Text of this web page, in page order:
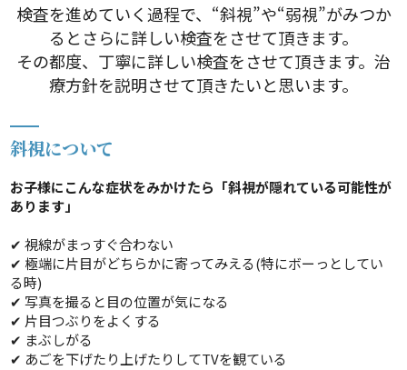
検査を進めていく過程で、“斜視”や“弱視”がみつか
るとさらに詳しい検査をさせて頂きます。
その都度、丁寧に詳しい検査をさせて頂きます。治
療方針を説明させて頂きたいと思います。
斜視について
お子様にこんな症状をみかけたら「斜視が隠れている可能性が
あります」
✔ 視線がまっすぐ合わない
✔ 極端に片目がどちらかに寄ってみえる(特にボーっとしてい
る時)
✔ 写真を撮ると目の位置が気になる
✔ 片目つぶりをよくする
✔ まぶしがる
✔ あごを下げたり上げたりしてTVを観ている